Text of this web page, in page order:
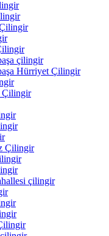
Çilingir
çilingir
Hürriyet Çilingir
Çilingir
Çilingir
çilingir